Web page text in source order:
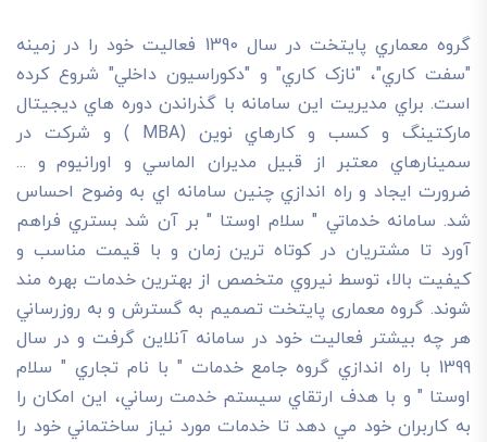
گروه معماري پايتخت در سال 1390 فعاليت خود را در زمينه
"سفت کاري"، "نازک کاري" و "دکوراسيون داخلي" شروع کرده
است. براي مديريت اين سامانه با گذراندن دوره هاي ديجيتال
مارکتينگ و کسب و کارهاي نوين (MBA ) و شرکت در
سمينارهاي معتبر از قبيل مديران الماسي و اورانيوم و ...
ضرورت ايجاد و راه اندازي چنين سامانه اي به وضوح احساس
شد. سامانه خدماتي " سلام اوستا " بر آن شد بستري فراهم
آورد تا مشتريان در کوتاه ترين زمان و با قيمت مناسب و
کيفيت بالا، توسط نيروي متخصص از بهترين خدمات بهره مند
شوند. گروه معماری پایتخت تصميم به گسترش و به روزرساني
هر چه بيشتر فعاليت خود در سامانه آنلاين گرفت و در سال
1399 با راه اندازي گروه جامع خدمات " با نام تجاري " سلام
اوستا " و با هدف ارتقاي سيستم خدمت رساني، اين امکان را
به کاربران خود مي دهد تا خدمات مورد نياز ساختماني خود را